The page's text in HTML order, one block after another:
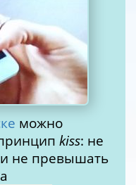
можно
kiss: не
не превышать